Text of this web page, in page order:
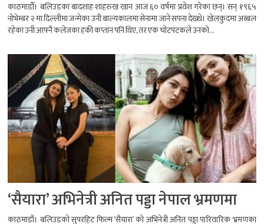
काठमाडौँ। बलिउडका बादशाह शाहरुख खान आज ६० वर्षमा प्रवेश गरेका छन्। सन् १९६५
नोभेम्बर २ मा दिल्लीमा जन्मेका उनी बाल्यकालमा सेनामा जाने सपना देख्थे। खेलकुदमा अब्बल
रहेका उनी आफ्नै कलेजका हकी कप्तान पनि थिए, तर एक चोटपटकले उनको...
‘सैयारा’ अभिनेत्री अनित पड्डा नेपाल भ्रमणमा
काठमाडौं। बलिउडको सुपरहिट फिल्म ‘सैयारा’ को अभिनेत्री अनित पड्डा पारिवारिक भ्रमणका